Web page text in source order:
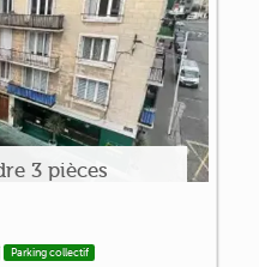
3 pièces
Parking collectif